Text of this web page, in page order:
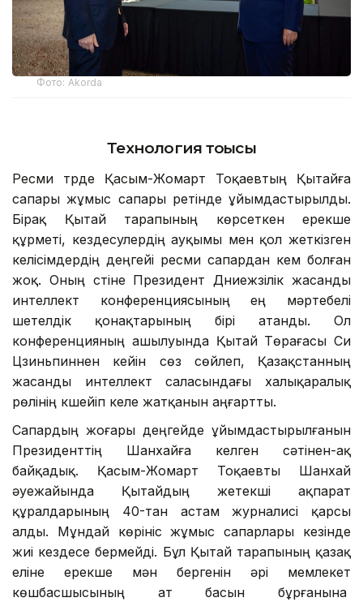
Фото: Аkorda
Технология тоғысы
Ресми түрде Қасым-Жомарт Тоқаевтың Қытайға
сапары жұмыс сапары ретінде ұйымдастырылды.
Бірақ Қытай тарапының көрсеткен ерекше
құрметі, кездесулердің ауқымы мен қол жеткізген
келісімдердің деңгейі ресми сапардан кем болған
жоқ. Оның үстіне Президент Дүниежүзілік жасанды
интеллект конференциясының ең мәртебелі
шетелдік қонақтарының бірі атанды. Ол
конференцияның ашылуында Қытай Төрағасы Си
Цзиньпиннен кейін сөз сөйлеп, Қазақстанның
жасанды интеллект саласындағы халықаралық
рөлінің күшейіп келе жатқанын аңғартты.
Сапардың жоғары деңгейде ұйымдастырылғанын
Президенттің Шанхайға келген сәтінен-ақ
байқадық. Қасым-Жомарт Тоқаевты Шанхай
әуежайында Қытайдың жетекші ақпарат
құралдарының 40-тан астам журналисі қарсы
алды. Мұндай көрініс жұмыс сапарлары кезінде
жиі кездесе бермейді. Бұл Қытай тарапының қазақ
еліне ерекше мән бергенін әрі мемлекет
көшбасшысының ат басын бұрғанына